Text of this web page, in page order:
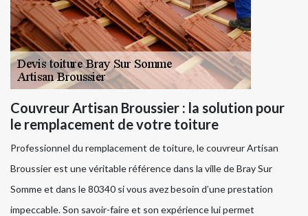
Couvreur Artisan Broussier : la solution pour
le remplacement de votre toiture
Professionnel du remplacement de toiture, le couvreur Artisan
Broussier est une véritable référence dans la ville de Bray Sur
Somme et dans le 80340 si vous avez besoin d’une prestation
impeccable. Son savoir-faire et son expérience lui permet